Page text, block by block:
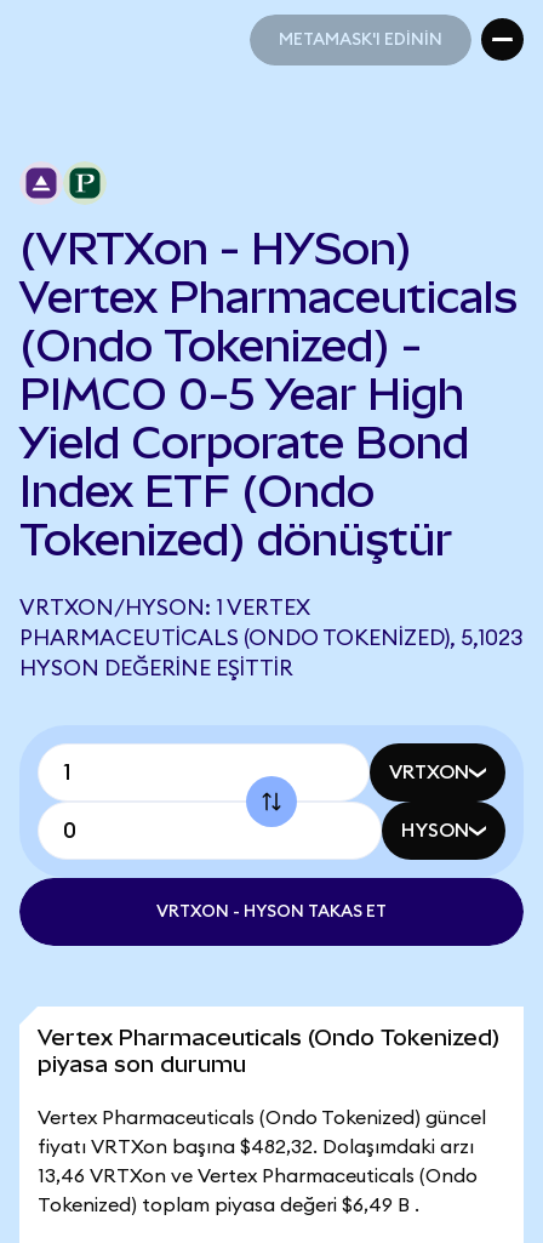
METAMASK'I EDİNİN
(VRTXon - HYSon)
Vertex Pharmaceuticals
(Ondo Tokenized) -
PIMCO 0-5 Year High
Yield Corporate Bond
Index ETF (Ondo
Tokenized) dönüştür
VRTXON/HYSON: 1 VERTEX
PHARMACEUTICALS (ONDO TOKENIZED), 5,1023
HYSON DEĞERINE EŞITTIR
VRTXON
HYSON
VRTXON - HYSON TAKAS ET
Vertex Pharmaceuticals (Ondo Tokenized)
piyasa son durumu
Vertex Pharmaceuticals (Ondo Tokenized) güncel
fiyatı VRTXon başına $482,32. Dolaşımdaki arzı
13,46 VRTXon ve Vertex Pharmaceuticals (Ondo
Tokenized) toplam piyasa değeri $6,49 B .